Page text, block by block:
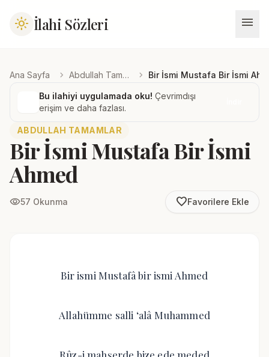
light_mode İlahi Sözleri menu
Ana Sayfa chevron_right Abdullah Tamamlar chevron_right Bir İsmi Mustafa Bir İsmi
Bu ilahiyi uygulamada oku! Çevrimdışı
erişim ve daha fazlası.
ABDULLAH TAMAMLAR
Bir İsmi Mustafa Bir İsmi
Ahmed
visibility57 Okunma favorite_borderFavorilere Ekle
Bir ismi Mustafâ bir ismi Ahmed
Allahümme salli ‘alâ Muhammed